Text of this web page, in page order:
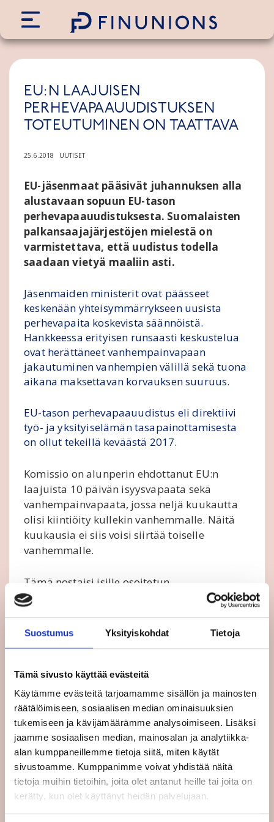
Suostumus Yksityiskohdat Tietoja
Tämä sivusto käyttää evästeitä
Käytämme evästeitä tarjoamamme sisällön ja mainosten
räätälöimiseen, sosiaalisen median ominaisuuksien
tukemiseen ja kävijämäärämme analysoimiseen. Lisäksi
jaamme sosiaalisen median, mainosalan ja analytiikka-
alan kumppaneillemme tietoja siitä, miten käytät
sivustoamme. Kumppanimme voivat yhdistää näitä
tietoja muihin tietoihin, joita olet antanut heille tai joita on
kerätty, kun olet käyttänyt heidän palvelujaan.
EU:N LAAJUISEN
PERHEVAPAAUUDISTUKSEN
TOTEUTUMINEN ON TAATTAVA
25.6.2018 UUTISET
EU-jäsenmaat pääsivät juhannuksen alla
alustavaan sopuun EU-tason
perhevapaauudistuksesta. Suomalaisten
palkansaajajärjestöjen mielestä on
varmistettava, että uudistus todella
saadaan vietyä maaliin asti.
Jäsenmaiden ministerit ovat päässeet
keskenään yhteisymmärrykseen uusista
perhevapaita koskevista säännöistä.
Hankkeessa erityisen runsaasti keskustelua
ovat herättäneet vanhempainvapaan
jakautuminen vanhempien välillä sekä tuona
aikana maksettavan korvauksen suuruus.
EU-tason perhevapaauudistus eli direktiivi
työ- ja yksityiselämän tasapainottamisesta
on ollut tekeillä keväästä 2017.
Komissio on alunperin ehdottanut EU:n
laajuista 10 päivän isyysvapaata sekä
vanhempainvapaata, jossa neljä kuukautta
olisi kiintiöity kullekin vanhemmalle. Näitä
kuukausia ei siis voisi siirtää toiselle
vanhemmalle.
Tämä nostaisi isille osoitetun
vanhempainvapaan määrää myös Suomessa.
Lisäksi komission ehdotukseen sisältyy muun
muassa viiden päivän vuosittainen,
hoitamista varten.
Suomalaiset palkansaajajärjestöt tukevat
ajatusta, että vanhempainvapaasta
korvamerkitään osa kullekin vanhemmalle.
Jäsenmaat haluaisivat tällä hetkellä
pienentää tätä osuutta kahteen kuukauteen,
mutta Euroopan parlamentilta on tullut